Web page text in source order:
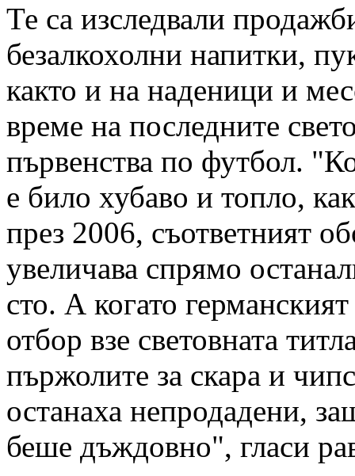
Те са изследвали
безалкохолни напитки,
както и на наденици и
време на последните
първенства по футбол.
е било хубаво и топло,
през 2006, съответният
увеличава спрямо
сто. А когато
отбор взе световната
пържолите за скара и
останаха непродадени,
беше дъждовно", гласи